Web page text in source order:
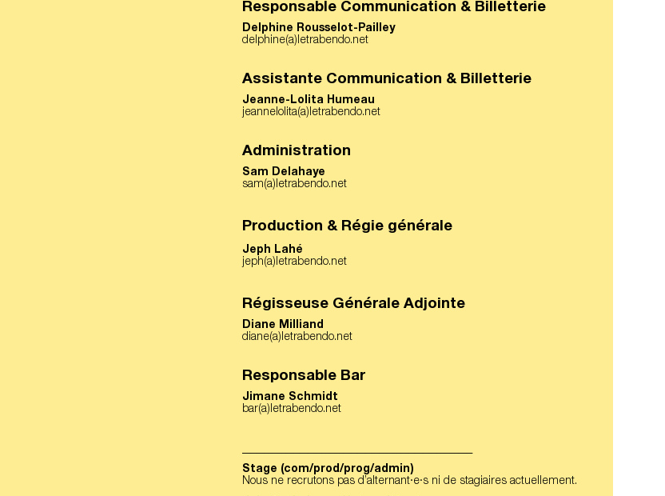
Responsable Communication & Billetterie
Delphine Rousselot-Pailley
delphine(a)letrabendo.net
Assistante Communication & Billetterie
Jeanne-Lolita Humeau
jeannelolita(a)letrabendo.net
Administration
Sam Delahaye
sam(a)letrabendo.net
Production & Régie générale
Jeph Lahé
jeph(a)letrabendo.net
Régisseuse Générale Adjointe
Diane Milliand
diane(a)letrabendo.net
Responsable Bar
Jimane Schmidt
bar(a)letrabendo.net
Stage (com/prod/prog/admin)
Nous ne recrutons pas d’alternant·e·s ni de stagiaires actuellement.